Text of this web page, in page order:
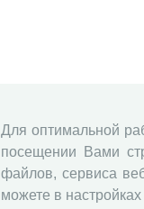
Для оптимальной
посещении Вами
файлов, сервиса
можете в